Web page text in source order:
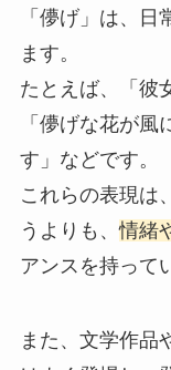
「儚げ」は、
ます。
たとえば、「彼
「儚げな花が
す」などです。
これらの表現は
うよりも、情緒
アンスを持って
また、文学作品